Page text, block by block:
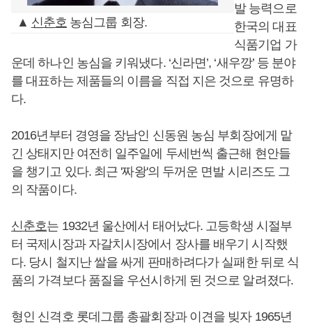
▲ 신춘호 농심그룹 회장.
발 능력으로
한국의 대표
식품기업 가
운데 하나인 농심을 키워냈다. ‘신라면’, ‘새우깡’ 등 분야
를 대표하는 제품들의 이름을 직접 지은 것으로 유명하
다.
2016년부터 경영을 장남인 신동원 농심 부회장에게 맡
긴 상태지만 여전히 일주일에 두세번씩 출근해 현안들
을 챙기고 있다. 최근 '짜왕'의 두꺼운 면발 시리즈도 그
의 작품이다.
신춘호는 1932년 울산에서 태어났다. 고등학생 시절부
터 국제시장과 자갈치시장에서 장사를 배우기 시작했
다. 당시 철지난 쌀을 싸게 판매하려다가 실패한 뒤로 식
품의 가격보다 품질을 우선시하게 된 것으로 알려졌다.
형인 신격호 롯데그룹 총괄회장과 이견을 빚자 1965년